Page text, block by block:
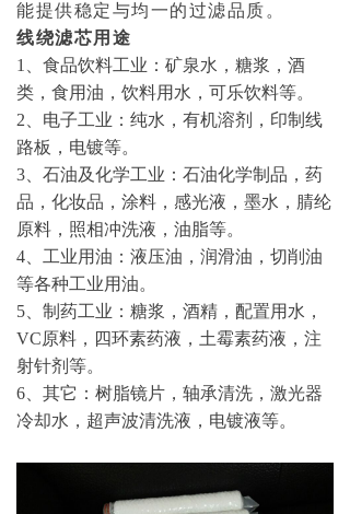
能提供稳定与均一的过滤品质。
线绕滤芯用途
1、食品饮料工业：矿泉水，糖浆，酒
类，食用油，饮料用水，可乐饮料等。
2、电子工业：纯水，有机溶剂，印制线
路板，电镀等。
3、石油及化学工业：石油化学制品，药
品，化妆品，涂料，感光液，墨水，腈纶
原料，照相冲洗液，油脂等。
4、工业用油：液压油，润滑油，切削油
等各种工业用油。
5、制药工业：糖浆，酒精，配置用水，
VC原料，四环素药液，土霉素药液，注
射针剂等。
6、其它：树脂镜片，轴承清洗，激光器
冷却水，超声波清洗液，电镀液等。